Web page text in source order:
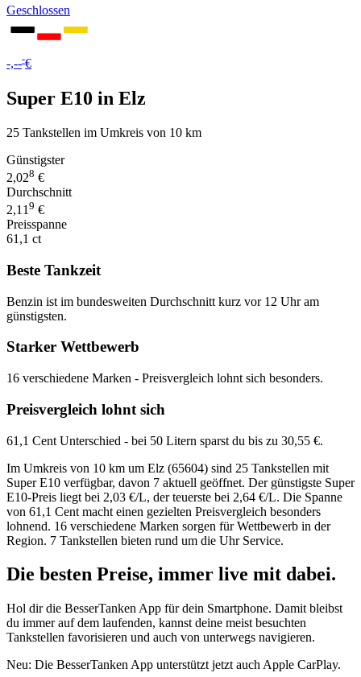
Geschlossen
-,---€
Super E10 in Elz
25 Tankstellen im Umkreis von 10 km
Günstigster
2,028 €
Durchschnitt
2,11 9 €
Preisspanne
61,1 ct
Beste Tankzeit
Benzin ist im bundesweiten Durchschnitt kurz vor 12 Uhr am
günstigsten.
Starker Wettbewerb
16 verschiedene Marken - Preisvergleich lohnt sich besonders.
Preisvergleich lohnt sich
61,1 Cent Unterschied - bei 50 Litern sparst du bis zu 30,55 €.
Im Umkreis von 10 km um Elz (65604) sind 25 Tankstellen mit
Super E10 verfügbar, davon 7 aktuell geöffnet. Der günstigste Super
E10-Preis liegt bei 2,03 €/L, der teuerste bei 2,64 €/L. Die Spanne
von 61,1 Cent macht einen gezielten Preisvergleich besonders
lohnend. 16 verschiedene Marken sorgen für Wettbewerb in der
Region. 7 Tankstellen bieten rund um die Uhr Service.
Die besten Preise, immer live mit dabei.
Hol dir die BesserTanken App für dein Smartphone. Damit bleibst
du immer auf dem laufenden, kannst deine meist besuchten
Tankstellen favorisieren und auch von unterwegs navigieren.
Neu: Die BesserTanken App unterstützt jetzt auch Apple CarPlay.